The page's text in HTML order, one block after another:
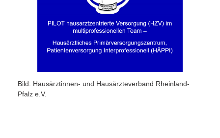
Bild: Hausärztinnen- und Hausärzteverband Rheinland-
Pfalz e.V.